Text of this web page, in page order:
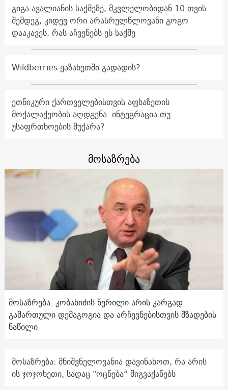
გიგა ავალიანის საქმეზე, მკვლელობიდან 10 თვის
შემდეგ, კიდევ ორი არასრულწლოვანი გოგო
დააკავეს. რას აჩვენებს ეს საქმე
Wildberries ყაზახეთში გადადის?
ეთნიკური ქართველებისთვის აფხაზეთის
მოქალაქეობის აღდგენა: ინტეგრაცია თუ
უსაფრთხოების მუქარა?
მოსაზრება
მოსაზრება: კობახიძის წერილი არის კარგად
გამართული დემაგოგია და არჩევნებისთვის მზადების
ნაწილი
მოსაზრება: მნიშვნელოვანია დავინახოთ, რა არის
ის ჯოჯოხეთი, სადაც "ოცნება“ მიგვაქანებს